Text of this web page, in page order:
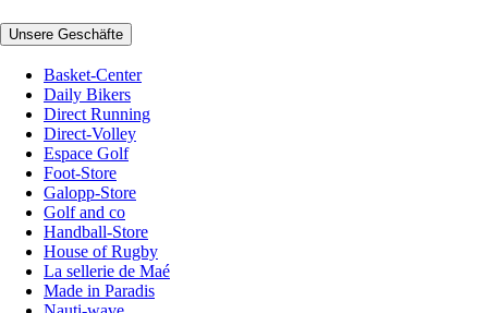
Unsere Geschäfte
Basket-Center
Daily Bikers
Direct Running
Direct-Volley
Espace Golf
Foot-Store
Galopp-Store
Golf and co
Handball-Store
House of Rugby
La sellerie de Maé
Made in Paradis